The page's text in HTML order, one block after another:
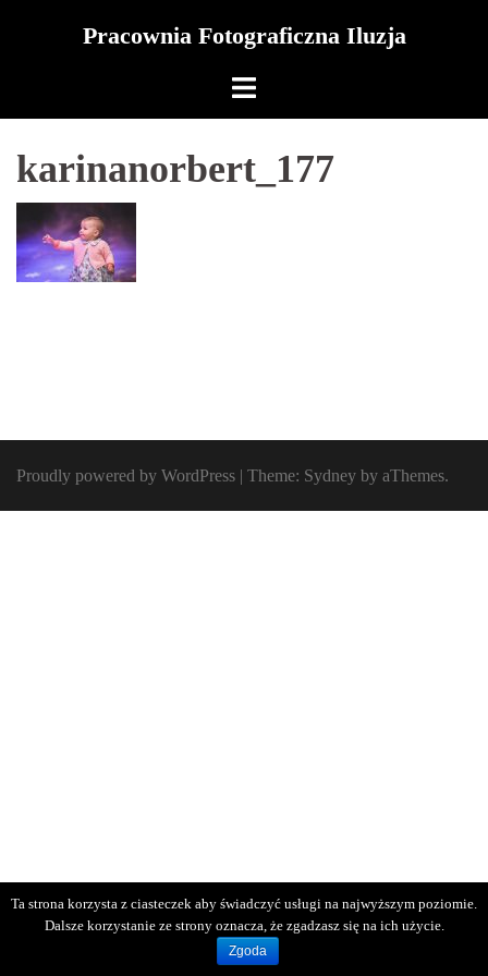
Pracownia Fotograficzna Iluzja
karinanorbert_177
Proudly powered by WordPress | Theme: Sydney by aThemes.
Ta strona korzysta z ciasteczek aby świadczyć usługi na najwyższym poziomie.
Dalsze korzystanie ze strony oznacza, że zgadzasz się na ich użycie.
Zgoda